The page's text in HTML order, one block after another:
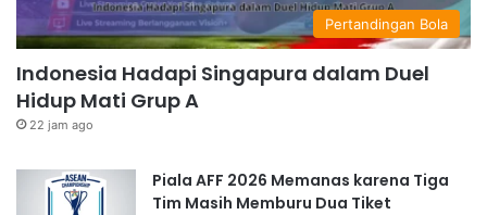
Pertandingan Bola
Indonesia Hadapi Singapura dalam Duel
Hidup Mati Grup A
22 jam ago
Piala AFF 2026 Memanas karena Tiga
Tim Masih Memburu Dua Tiket